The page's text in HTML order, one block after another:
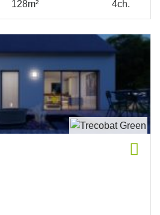
128m² 4ch.